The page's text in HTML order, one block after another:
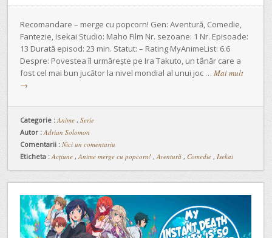
Recomandare – merge cu popcorn! Gen: Aventură, Comedie,
Fantezie, Isekai Studio: Maho Film Nr. sezoane: 1 Nr. Episoade:
13 Durată episod: 23 min. Statut: – Rating MyAnimeList: 6.6
Despre: Povestea îl urmărește pe Ira Takuto, un tânăr care a
fost cel mai bun jucător la nivel mondial al unui joc … Mai mult
→
Categorie : Anime , Serie
Autor : Adrian Solomon
Comentarii : Nici un comentariu
Eticheta : Acțiune , Anime merge cu popcorn! , Aventură , Comedie , Isekai